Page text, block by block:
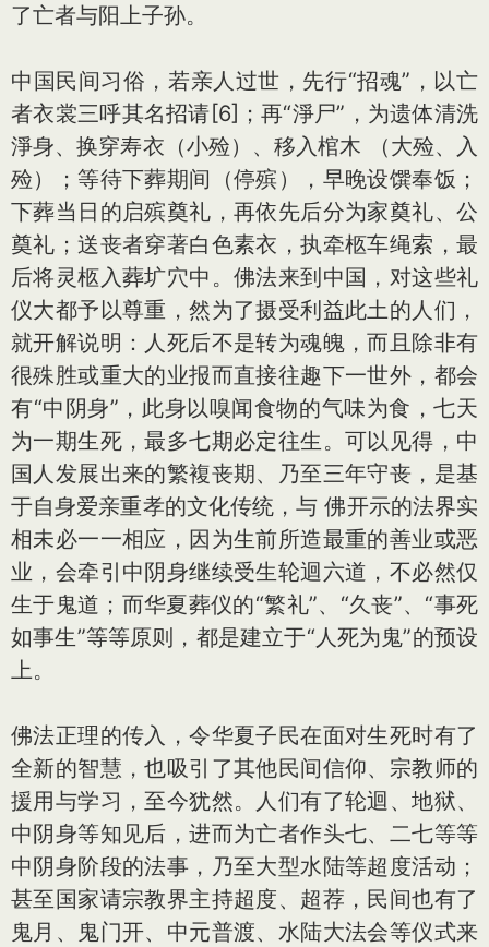
了亡者与阳上子孙。
中国民间习俗，若亲人过世，先行“招魂”，以亡
者衣裳三呼其名招请[6]；再“淨尸”，为遗体清洗
淨身、换穿寿衣（小殓）、移入棺木 （大殓、入
殓）；等待下葬期间（停殡），早晚设馔奉饭；
下葬当日的启殡奠礼，再依先后分为家奠礼、公
奠礼；送丧者穿著白色素衣，执牵柩车绳索，最
后将灵柩入葬圹穴中。佛法来到中国，对这些礼
仪大都予以尊重，然为了摄受利益此土的人们，
就开解说明：人死后不是转为魂魄，而且除非有
很殊胜或重大的业报而直接往趣下一世外，都会
有“中阴身”，此身以嗅闻食物的气味为食，七天
为一期生死，最多七期必定往生。可以见得，中
国人发展出来的繁複丧期、乃至三年守丧，是基
于自身爱亲重孝的文化传统，与 佛开示的法界实
相未必一一相应，因为生前所造最重的善业或恶
业，会牵引中阴身继续受生轮迴六道，不必然仅
生于鬼道；而华夏葬仪的“繁礼”、“久丧”、“事死
如事生”等等原则，都是建立于“人死为鬼”的预设
上。
佛法正理的传入，令华夏子民在面对生死时有了
全新的智慧，也吸引了其他民间信仰、宗教师的
援用与学习，至今犹然。人们有了轮迴、地狱、
中阴身等知见后，进而为亡者作头七、二七等等
中阴身阶段的法事，乃至大型水陆等超度活动；
甚至国家请宗教界主持超度、超荐，民间也有了
鬼月、鬼门开、中元普渡、水陆大法会等仪式来